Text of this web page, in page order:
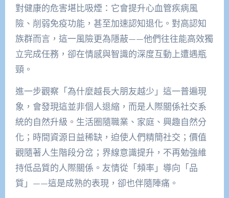
對健康的危害堪比吸煙：它會提升心血管疾病風
險、削弱免疫功能，甚至加速認知退化。對高認知
族群而言，這一風險更為隱蔽——他們往往能高效獨
立完成任務，卻在情感與智識的深度互動上遭遇瓶
頸。
進一步觀察「為什麼越長大朋友越少」這一普遍現
象，會發現這並非個人退縮，而是人際關係社交系
統的自然升級。生活圈隨職業、家庭、興趣自然分
化；時間資源日益稀缺，迫使人們精簡社交；價值
觀隨著人生階段分岔；界線意識提升，不再勉強維
持低品質的人際關係。友情從「頻率」導向「品
質」——這是成熟的表現，卻也伴隨陣痛。